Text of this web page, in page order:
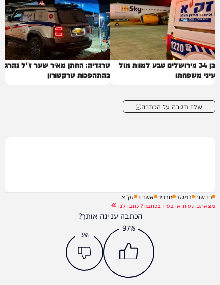
בן 34 מירושלים טבע למוות מול
עיני משפחתו
טרגדיה: החתן מאיר שער ז"ל נהרג
בהתהפכות טרקטורון
שלח תגובה על הכתבה
חדשות במגזר חרדים אשדוד זק"א
מצאתם טעות או בעיה בכתבה? כתבו לנו
הכתבה עניינה אותך?
97%
3%